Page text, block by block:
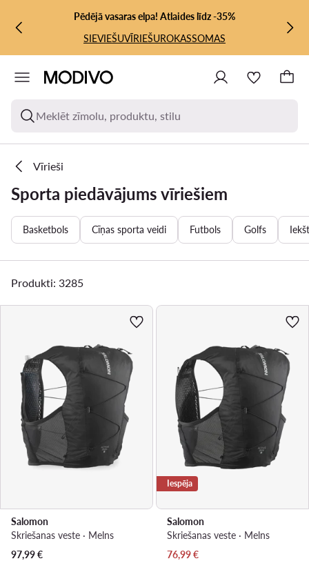
PĀRIET UZ GALVENO SATURU
PĀRIET UZ MEKLĒŠANUPēdējā vasaras elpa! Atlaides līdz -35%
SIEVIEŠUVĪRIEŠUROKASSOMAS
Meklēt zīmolu, produktu, stilu
Vīrieši
Sporta piedāvājums vīriešiem
Basketbols Cīņas sporta veidi Futbols Golfs
Produkti: 3285
Salomon
Skriešanas veste · Melns
Pašreizējā cena
97,99€
Iespēja
Salomon
Skriešanas veste · Melns
Pašreizējā cena
76,99€